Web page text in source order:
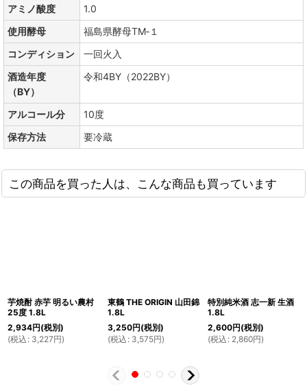
アミノ酸度
1.0
使用酵母
福島県酵母TM‐１
コンディション
一回火入
酒造年度
（BY）
令和4BY（2022BY）
アルコール分
10度
保存方法
要冷蔵
この商品を買った人は、こんな商品も買っています
芋焼酎 赤芋 明るい農村
25度 1.8L
2,934円(税別)
(税込 : 3,227円)
東鶴 THE ORIGIN 山田錦
1.8L
3,250円(税別)
(税込 : 3,575円)
特別純米酒 志一新 生酒
1.8L
2,600円(税別)
(税込 : 2,860円)